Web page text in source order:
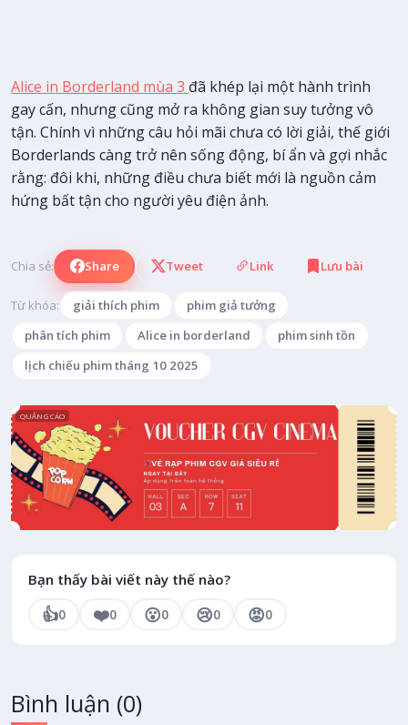
Alice in Borderland mùa 3 đã khép lại một hành trình
gay cấn, nhưng cũng mở ra không gian suy tưởng vô
tận. Chính vì những câu hỏi mãi chưa có lời giải, thế giới
Borderlands càng trở nên sống động, bí ẩn và gợi nhắc
rằng: đôi khi, những điều chưa biết mới là nguồn cảm
hứng bất tận cho người yêu điện ảnh.
Chia sẻ: Share Tweet Link Lưu bài
Từ khóa: giải thích phim
phim giả tưởng
phân tích phim
Alice in borderland
phim sinh tồn
lịch chiếu phim tháng 10 2025
QUẢNG CÁO
Bạn thấy bài viết này thế nào?
👍0 ❤️0 😮0 😢0 😡0
Bình luận (0)